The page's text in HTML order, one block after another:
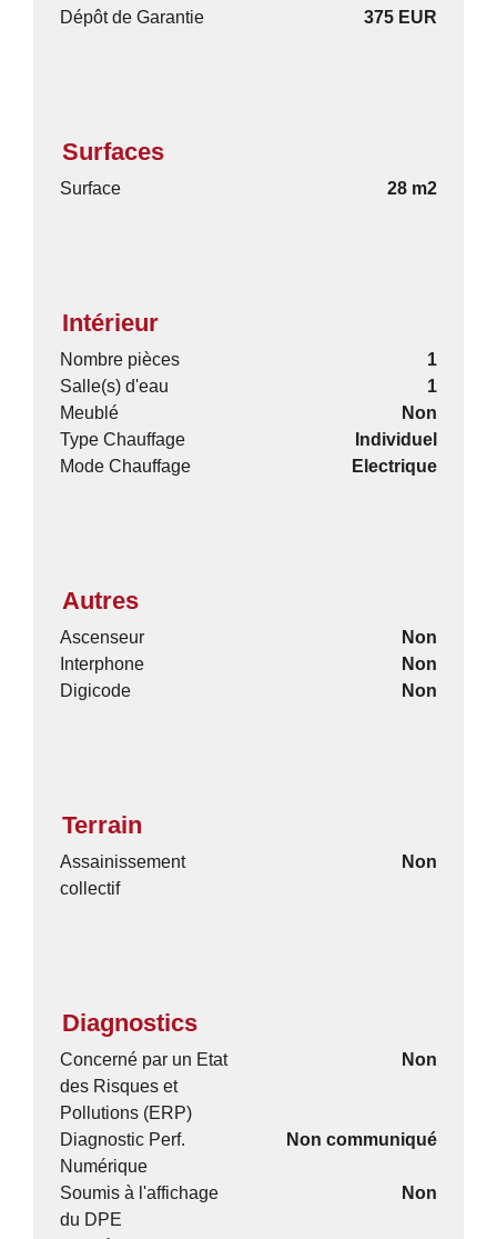
Dépôt de Garantie
375 EUR
Surfaces
Surface 28 m2
Intérieur
Nombre pièces
1
Salle(s) d'eau
1
Meublé
Non
Type Chauffage
Individuel
Mode Chauffage
Electrique
Autres
Ascenseur
Non
Interphone
Non
Digicode
Non
Terrain
Assainissement
collectif
Non
Diagnostics
Concerné par un Etat
des Risques et
Pollutions (ERP)
Non
Diagnostic Perf.
Numérique
Non communiqué
Soumis à l'affichage
du DPE
Non